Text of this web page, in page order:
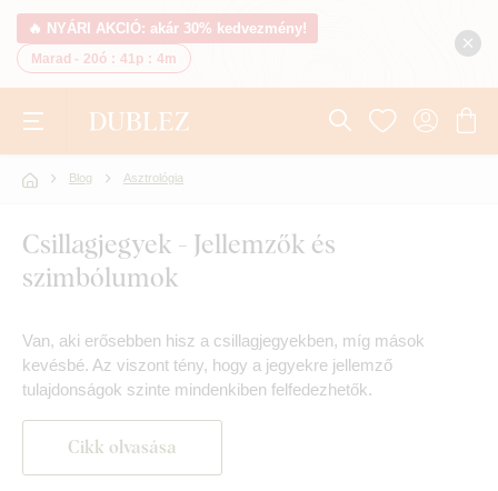
🔥 NYÁRI AKCIÓ: akár 30% kedvezmény!
Marad - 20ó : 41p : 3m
Blog Asztrológia
Csillagjegyek - Jellemzők és
szimbólumok
Van, aki erősebben hisz a csillagjegyekben, míg mások
kevésbé. Az viszont tény, hogy a jegyekre jellemző
tulajdonságok szinte mindenkiben felfedezhetők.
Cikk olvasása